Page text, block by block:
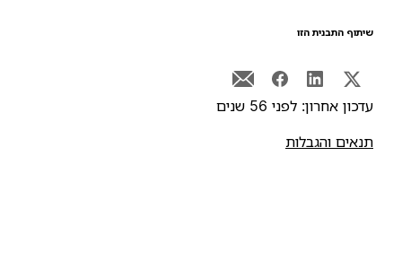
התבנית הזו
אחרון: לפני 56 שנים
והגבלות